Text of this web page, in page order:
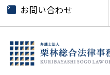
お問い合わせ